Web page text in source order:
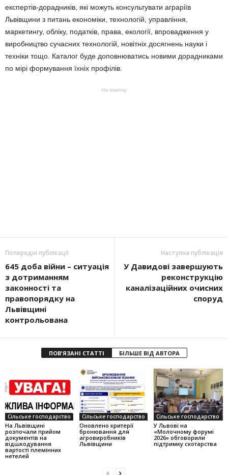
експертів-дорадників, які можуть консультувати аграріїв
Львівщини з питань економіки, технологій, управління,
маркетингу, обліку, податків, права, екології, впровадження у
виробництво сучасних технологій, новітніх досягнень науки і
техніки тощо. Каталог буде доповнюватись новими дорадниками
по мірі формування їхніх профілів.
На замітку
Попередні публікації
645 доба війни – ситуація
з дотриманням
законності та
правопорядку на
Львівщині
контрольована
Наступна публікація
У Давидові завершують
реконструкцію
каналізаційних очисних
споруд
ПОВ'ЯЗАНІ СТАТТІ БІЛЬШЕ ВІД АВТОРА
Сільське господарство
На Львівщині
розпочали прийом
документів на
відшкодування
вартості племінних
нетелей
Сільське господарство
Оновлено критерії
бронювання для
агровиробників
Львівщини
Сільське господарство
У Львові на
«Молочному форумі
2026» обговорили
підтримку скотарства